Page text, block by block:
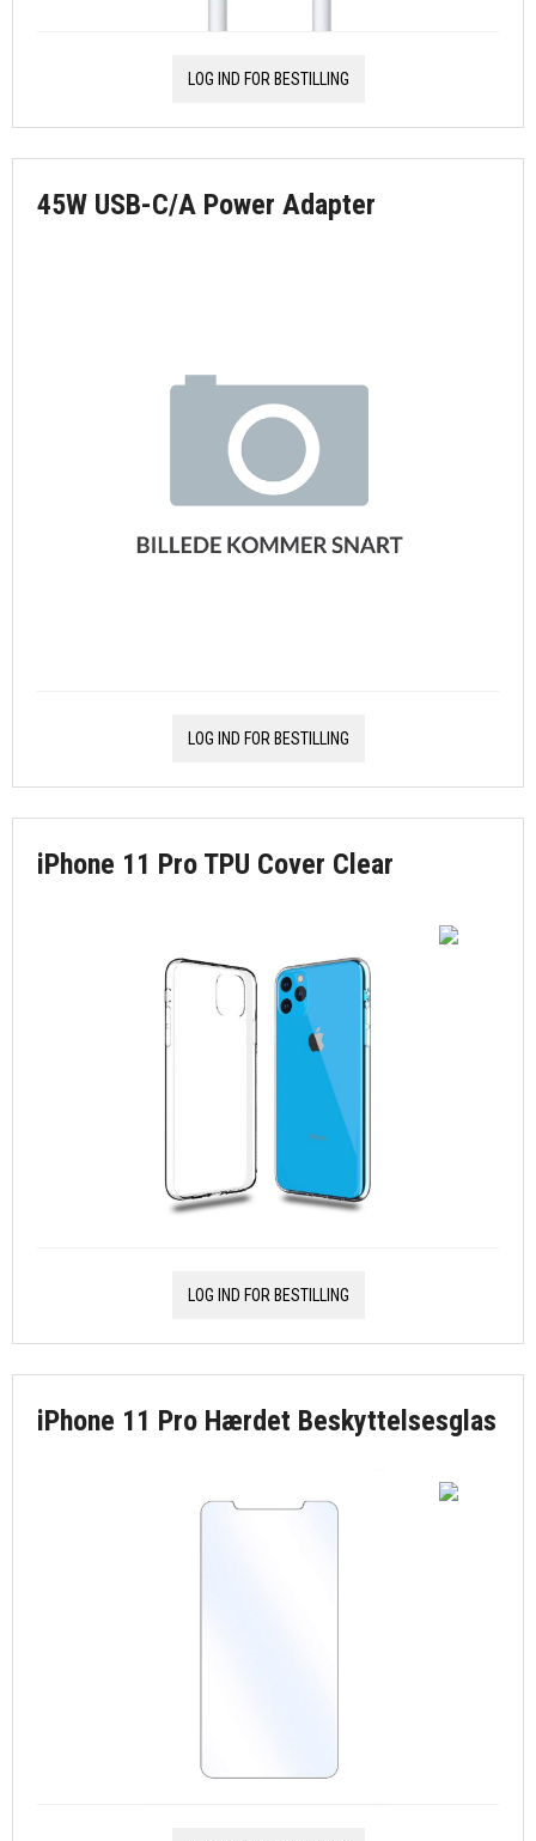
LOG IND FOR BESTILLING
45W USB-C/A Power Adapter
LOG IND FOR BESTILLING
iPhone 11 Pro TPU Cover Clear
LOG IND FOR BESTILLING
iPhone 11 Pro Hærdet Beskyttelsesglas